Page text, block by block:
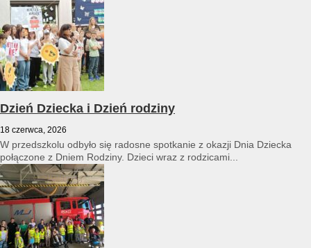
Dzień Dziecka i Dzień rodziny
18 czerwca, 2026
W przedszkolu odbyło się radosne spotkanie z okazji Dnia Dziecka
połączone z Dniem Rodziny. Dzieci wraz z rodzicami...